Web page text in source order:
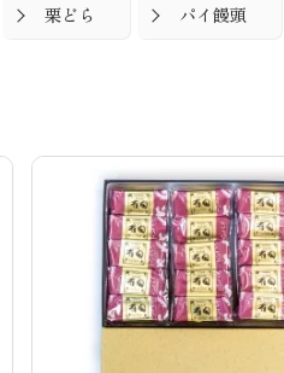
栗どら パイ饅頭